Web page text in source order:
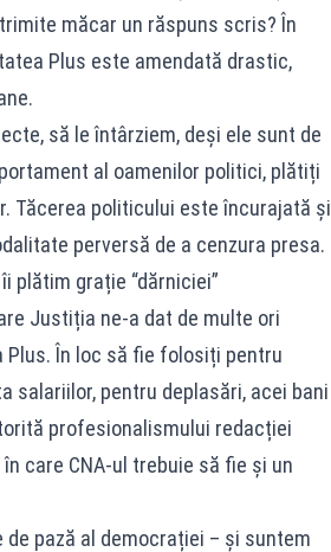
măcar un răspuns scris? În
Plus este amendată drastic,
să le întârziem, deși ele sunt de
al oamenilor politici, plătiți
Tăcerea politicului este încurajată și
perversă de a cenzura presa.
plătim grație “dărniciei”
Justiția ne-a dat de multe ori
În loc să fie folosiți pentru
salariilor, pentru deplasări, acei bani
profesionalismului redacției
care CNA-ul trebuie să fie și un
pază al democrației – și suntem